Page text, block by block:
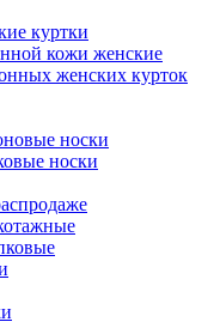
куртки
кожи женские
женских курток
носки
носки